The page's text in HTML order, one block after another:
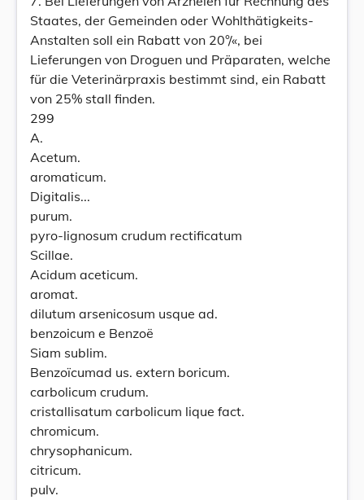
Staates, der Gemeinden oder Wohlthätigkeits-
Anstalten soll ein Rabatt von 20°/«, bei
Lieferungen von Droguen und Präparaten, welche
für die Veterinärpraxis bestimmt sind, ein Rabatt
von 25% stall finden.
299
A.
Acetum.
aromaticum.
Digitalis...
purum.
pyro-lignosum crudum rectificatum
Scillae.
Acidum aceticum.
aromat.
dilutum arsenicosum usque ad.
benzoicum e Benzoë
Siam sublim.
Benzoïcumad us. extern boricum.
carbolicum crudum.
cristallisatum carbolicum lique fact.
chromicum.
chrysophanicum.
citricum.
pulv.